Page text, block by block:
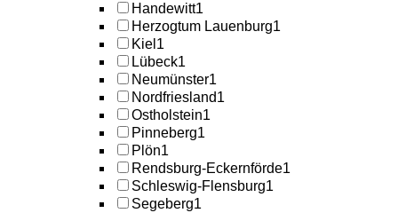
Handewitt1
Herzogtum Lauenburg1
Kiel 1
Lübeck1
Neumünster1
Nordfriesland1
Ostholstein1
Pinneberg1
Plön1
Rendsburg-Eckernförde1
Schleswig-Flensburg1
Segeberg1